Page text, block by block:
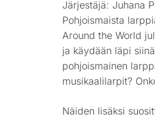
Järjestäjä: Juhana
Pohjoismaista
Around the World
ja käydään läpi
pohjoismainen
musikaalilarpit?
Näiden lisäksi